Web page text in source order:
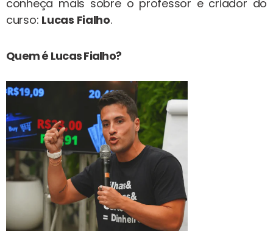
conheça mais sobre o professor e criador do
curso: Lucas Fialho.
Quem é Lucas Fialho?